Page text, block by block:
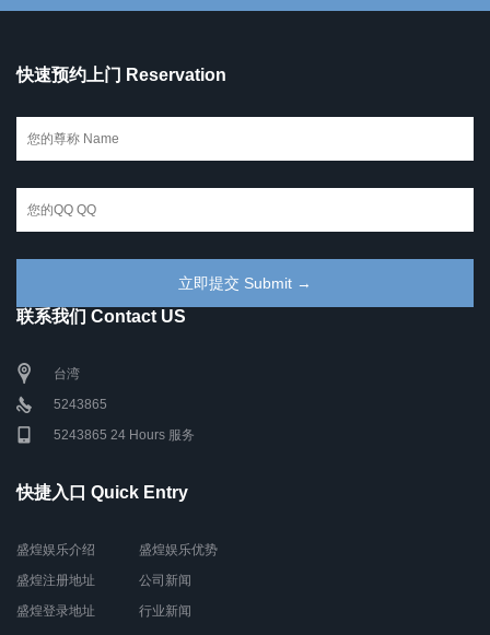
快速预约上门 Reservation
联系我们 Contact US
台湾
5243865
5243865 24 Hours 服务
快捷入口 Quick Entry
盛煌娱乐介绍
盛煌注册地址
盛煌登录地址
盛煌娱乐优势
公司新闻
行业新闻